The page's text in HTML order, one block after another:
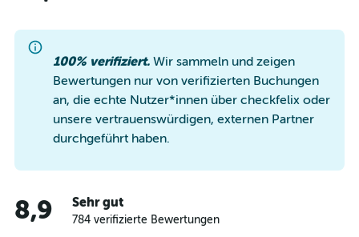
100% verifiziert. Wir sammeln und zeigen
Bewertungen nur von verifizierten Buchungen
an, die echte Nutzer*innen über checkfelix oder
unsere vertrauenswürdigen, externen Partner
durchgeführt haben.
8,9 Sehr gut
784 verifizierte Bewertungen